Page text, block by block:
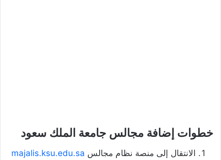
خطوات إضافة مجالس جامعة الملك سعود
الانتقال إلى منصة نظام مجالس majalis.ksu.edu.sa